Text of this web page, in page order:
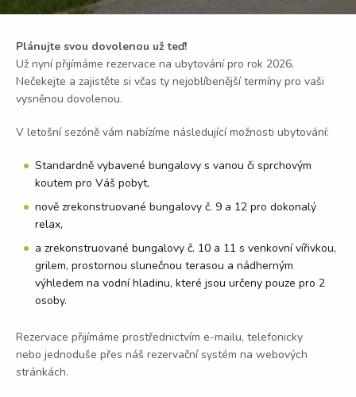
Plánujte svou dovolenou už teď!
Už nyní přijímáme rezervace na ubytování pro rok 2026.
Nečekejte a zajistěte si včas ty nejoblíbenější termíny pro vaši
vysněnou dovolenou.
V letošní sezóně vám nabízíme následující možnosti ubytování:
Standardně vybavené bungalovy s vanou či sprchovým
koutem pro Váš pobyt,
nově zrekonstruované bungalovy č. 9 a 12 pro dokonalý
relax,
a zrekonstruované bungalovy č. 10 a 11 s venkovní vířivkou,
grilem, prostornou slunečnou terasou a nádherným
výhledem na vodní hladinu, které jsou určeny pouze pro 2
osoby.
Rezervace přijímáme prostřednictvím e-mailu, telefonicky
nebo jednoduše přes náš rezervační systém na webových
stránkách.